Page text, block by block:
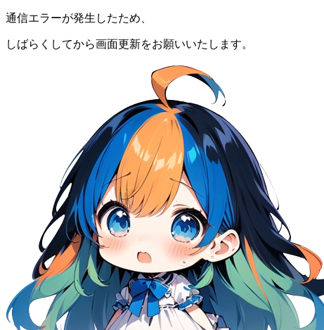
通信エラーが発生したため、
しばらくしてから画面更新をお願いいたします。